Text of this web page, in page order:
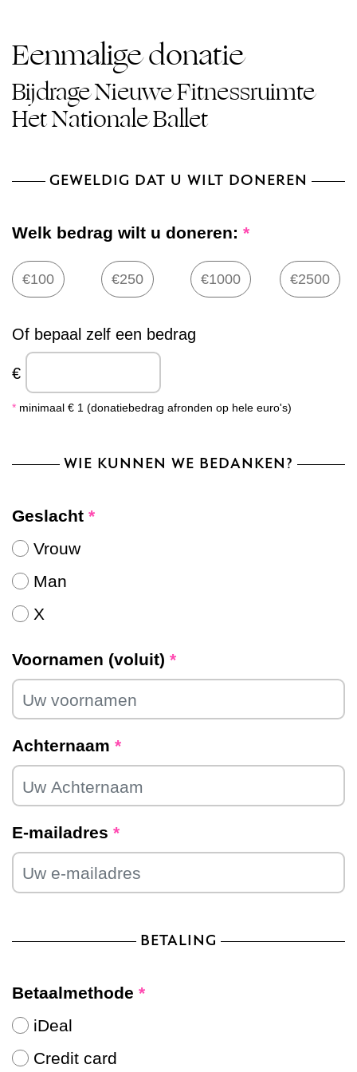
Eenmalige donatie
Bijdrage Nieuwe Fitnessruimte
Het Nationale Ballet
GEWELDIG DAT U WILT DONEREN
Welk bedrag wilt u doneren: *
€100 €250 €1000 €2500
Of bepaal zelf een bedrag
€
* minimaal € 1 (donatiebedrag afronden op hele euro's)
WIE KUNNEN WE BEDANKEN?
Geslacht *
Vrouw
Man
X
Voornamen (voluit) *
Achternaam *
E-mailadres *
BETALING
Betaalmethode *
iDeal
Credit card